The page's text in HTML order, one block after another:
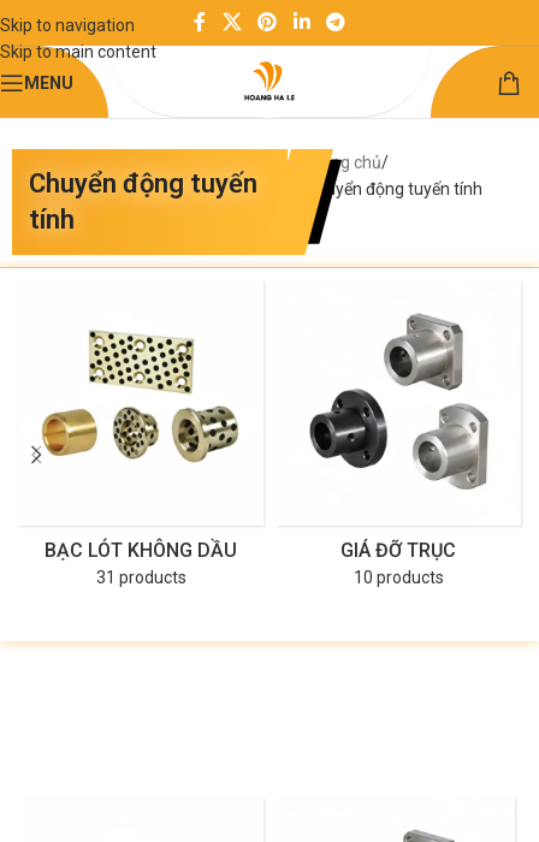
Skip to navigation
Skip to main content
MENU
Chuyển động tuyến
tính
Trang chủ
Chuyển động tuyến tính
BẠC LÓT KHÔNG DẦU
31 products
GIÁ ĐỠ TRỤC
10 products